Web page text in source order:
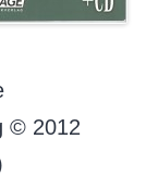
© 2012